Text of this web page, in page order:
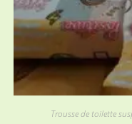
Trousse de toilette